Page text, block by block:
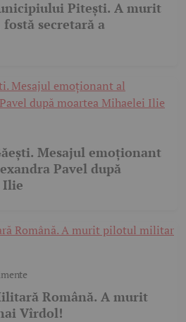
Pitești. A murit
secretară a
Mesajul emoționant
Pavel după
Ilie
Română. A murit
Vîrdol!